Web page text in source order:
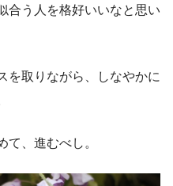
合う人を格好いいなと思い
を取りながら、しなやかに
、進むべし。